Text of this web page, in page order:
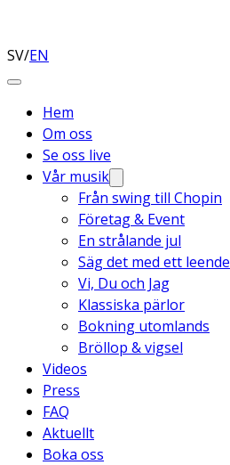
SV/EN
Hem
Om oss
Se oss live
Vår musik
Från swing till Chopin
Företag & Event
En strålande jul
Säg det med ett leende
Vi, Du och Jag
Klassiska pärlor
Bokning utomlands
Bröllop & vigsel
Videos
Press
FAQ
Aktuellt
Boka oss